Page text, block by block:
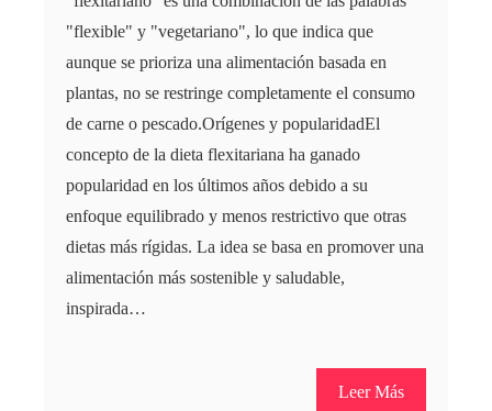
"flexible" y "vegetariano", lo que indica que
aunque se prioriza una alimentación basada en
plantas, no se restringe completamente el consumo
de carne o pescado.Orígenes y popularidadEl
concepto de la dieta flexitariana ha ganado
popularidad en los últimos años debido a su
enfoque equilibrado y menos restrictivo que otras
dietas más rígidas. La idea se basa en promover una
alimentación más sostenible y saludable,
inspirada…
Leer Más